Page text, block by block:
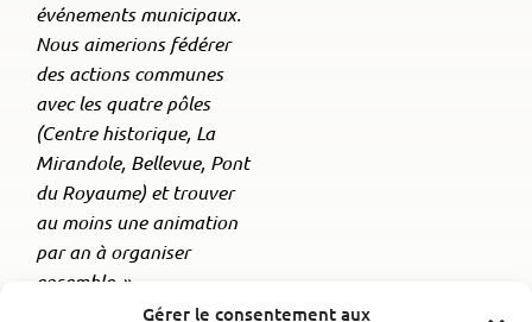
Gérer le consentement aux
événements muni­cipaux.
Nous aimerions fédérer
des actions communes
avec les quatre pôles
(Centre historique, La
Mirandole, Bellevue, Pont
du Royaume) et trouver
au moins une animation
par an à organiser
ensemble. »